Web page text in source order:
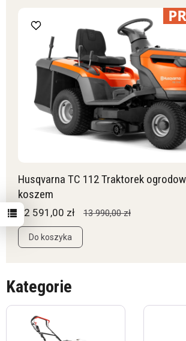
Husqvarna TC 112 Traktorek
koszem
12 591,00 zł 13 990,00 zł
Do koszyka
Kategorie